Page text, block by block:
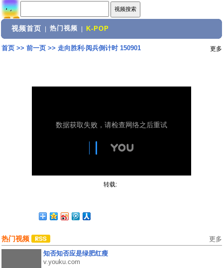
视频首页 热门视频 K-POP
首页>> 前一页>> 走向胜利·阅兵倒计时 150901 更多
转载:
热门视频 更多
知否知否应是绿肥红瘦
v.youku.com